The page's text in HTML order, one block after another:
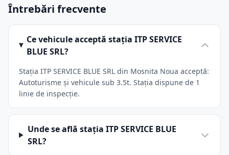
Întrebări frecvente
Ce vehicule acceptă stația ITP SERVICE
BLUE SRL?
Stația ITP SERVICE BLUE SRL din Mosnita Noua acceptă:
Autoturisme și vehicule sub 3.5t. Stația dispune de 1
linie de inspecție.
Unde se află stația ITP SERVICE BLUE
SRL?